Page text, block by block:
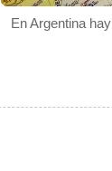
En Argentina